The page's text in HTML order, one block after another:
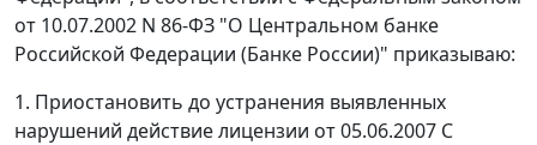
от 10.07.2002 N 86-ФЗ "О Центральном банке
Российской Федерации (Банке России)" приказываю:
1. Приостановить до устранения выявленных
нарушений действие лицензии от 05.06.2007 С